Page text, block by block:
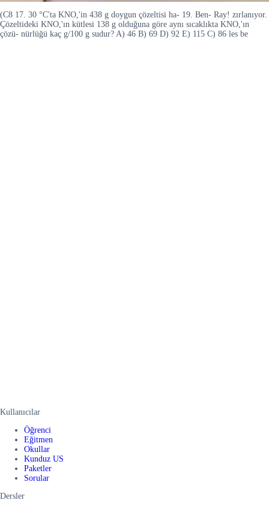
(C8 17. 30 °C'ta KNO,'in 438 g doygun çözeltisi ha- 19. Ben- Ray! zırlanıyor.
Çözeltideki KNO,'ın kütlesi 138 g olduğuna göre aynı sıcaklıkta KNO,'ın
çözü- nürlüğü kaç g/100 g sudur? A) 46 B) 69 D) 92 E) 115 C) 86 les be
Kullanıcılar
Öğrenci
Eğitmen
Okullar
Kunduz US
Paketler
Sorular
Dersler